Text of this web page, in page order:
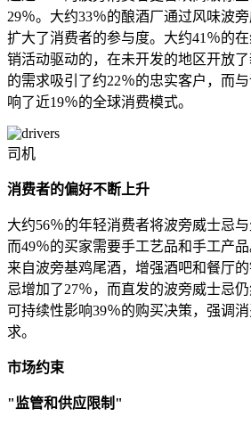
29％。大约33％的酿酒厂通过风味波
扩大了消费者的参与度。大约41％的
销活动驱动的，在未开发的地区开放
的需求吸引了约22％的忠实客户，而
响了近19％的全球消费模式。
司机
消费者的偏好不断上升
大约56％的年轻消费者将波旁威士忌与
而49％的买家需要手工艺品和手工产
来自波旁基鸡尾酒，增强酒吧和餐厅
忌增加了27％，而直发的波旁威士忌仍
可持续性影响39％的购买决策，强调
求。
市场约束
"监管和供应限制"